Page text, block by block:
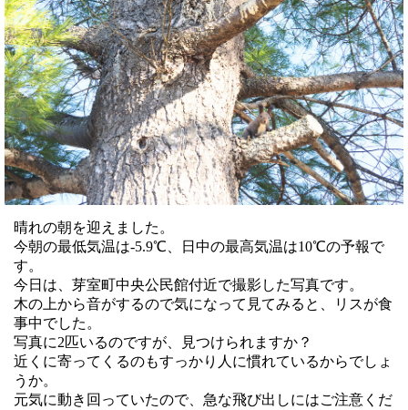
晴れの朝を迎えました。
今朝の最低気温は-5.9℃、日中の最高気温は10℃の予報で
す。
今日は、芽室町中央公民館付近で撮影した写真です。
木の上から音がするので気になって見てみると、リスが食
事中でした。
写真に2匹いるのですが、見つけられますか？
近くに寄ってくるのもすっかり人に慣れているからでしょ
うか。
元気に動き回っていたので、急な飛び出しにはご注意くだ